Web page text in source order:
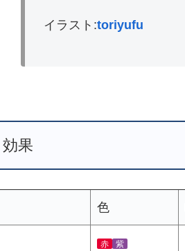
イラスト:toriyufu
効果
色
赤 紫